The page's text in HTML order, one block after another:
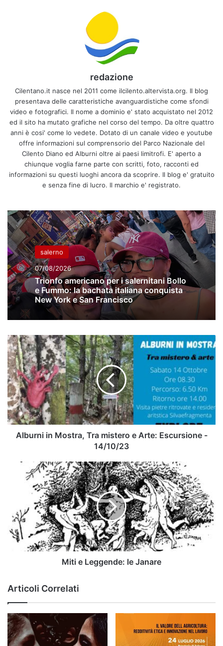
redazione
Cilentano.it nasce nel 2011 come ilcilento.altervista.org. Il blog
presentava delle caratteristiche avanguardistiche come sfondi
video e fotografici. Il nome a dominio e' stato acquistato nel 2012
ed il sito ha mutato grafiche nel corso del tempo. Da oltre quattro
anni è cosi' come lo vedete. Dotato di un canale video e youtube
offre informazioni sul comprensorio del Parco Nazionale del
Cilento Diano ed Alburni oltre ai paesi limitrofi. E' aperto a
chiunque voglia farne parte con scritti, foto, racconti ed
informazioni su questi luoghi ancora da scoprire. Il blog e' gratuito
e senza fine di lucro. Il marchio e' registrato.
salerno
07/08/2026
Trionfo americano per i salernitani Bollo
e Fummo: la bachata italiana conquista
New York e San Francisco
Alburni
in
Mostra,
Tra
mistero
e
Arte:
Escursione
-
14/10/23
Alburni in Mostra, Tra mistero e Arte: Escursione -
14/10/23
Leggende:
Janare
Miti e Leggende: le Janare
Articoli Correlati